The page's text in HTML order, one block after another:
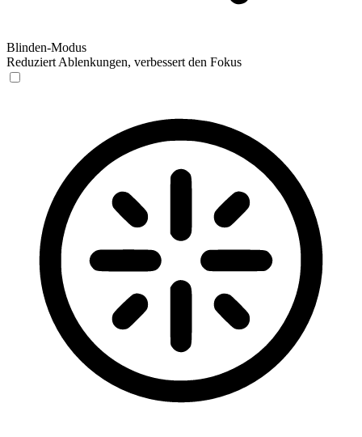
Blinden-Modus
Reduziert Ablenkungen, verbessert den Fokus